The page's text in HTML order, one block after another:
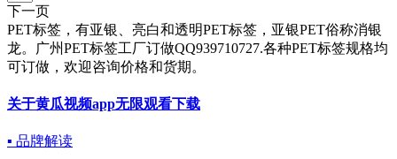
下一页
PET标签，有亚银、亮白和透明PET标签，亚银PET俗称消银
龙。广州PET标签工厂订做QQ939710727.各种PET标签规格均
可订做，欢迎咨询价格和货期。
关于黄瓜视频app无限观看下载
▪ 品牌解读